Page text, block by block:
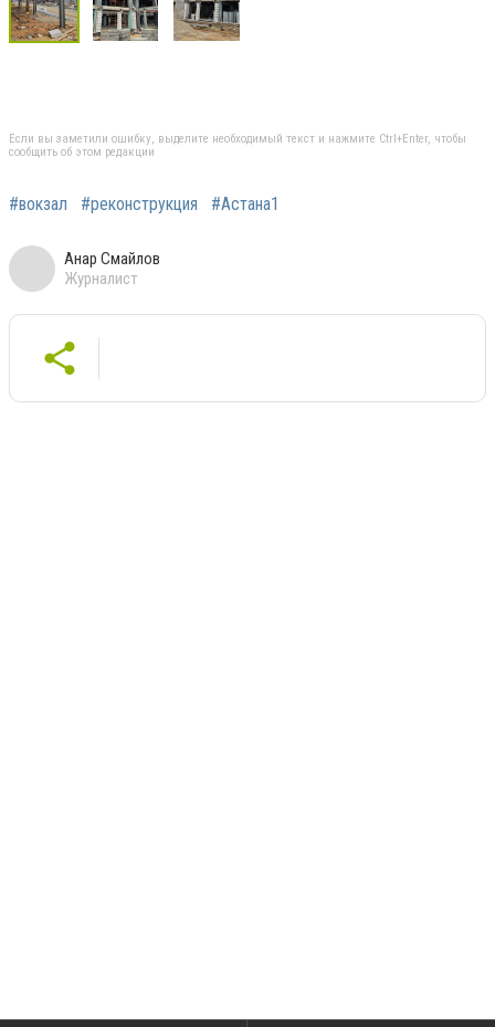
Если вы заметили ошибку, выделите необходимый текст и нажмите Ctrl+Enter, чтобы
сообщить об этом редакции
#вокзал #реконструкция #Астана1
Анар Смайлов
Журналист